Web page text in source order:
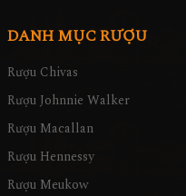
DANH MỤC RƯỢU
Rượu Chivas
Rượu Johnnie Walker
Rượu Macallan
Rượu Hennessy
Rượu Meukow